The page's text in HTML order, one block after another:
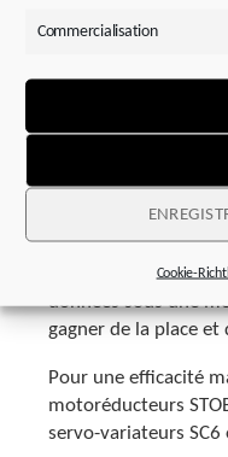
Commercialisation
Cookie-
Performance
Misez sur un
avec la solution
d’un câble hybride
l’alimentation
données sous une
gagner de la place et
Pour une efficacité
motoréducteurs
servo-variateurs SC6